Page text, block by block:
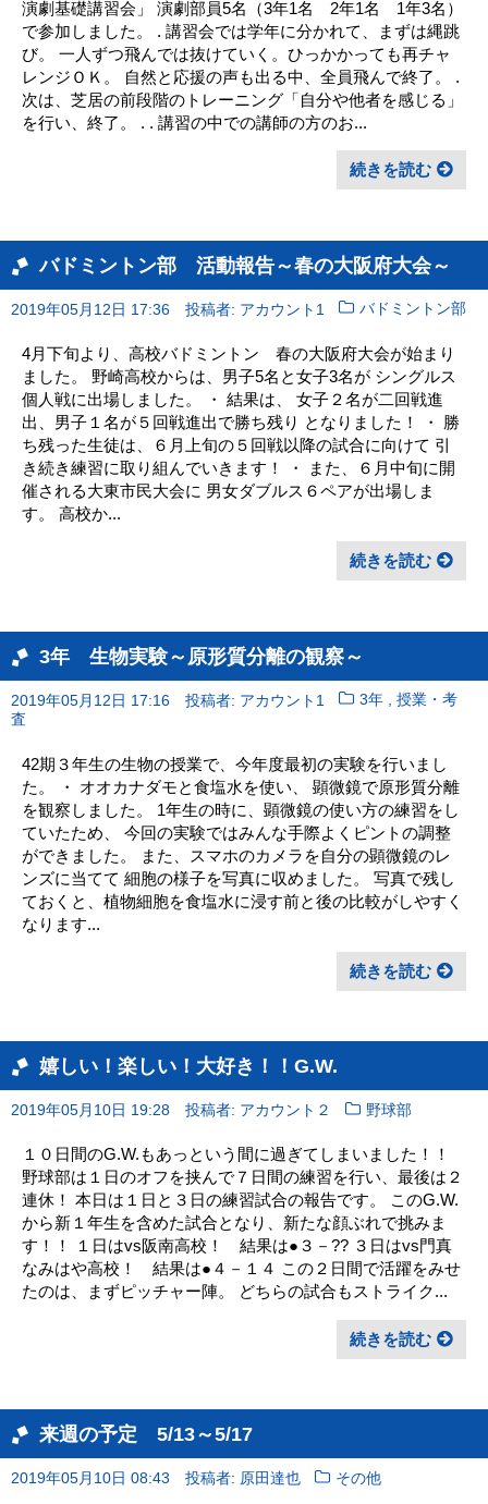
演劇基礎講習会」 演劇部員5名（3年1名 2年1名 1年3名）
で参加しました。 . 講習会では学年に分かれて、まずは縄跳
び。 一人ずつ飛んでは抜けていく。ひっかかっても再チャ
レンジＯＫ。 自然と応援の声も出る中、全員飛んで終了。 .
次は、芝居の前段階のトレーニング「自分や他者を感じる」
を行い、終了。 . . 講習の中での講師の方のお...
続きを読む
バドミントン部 活動報告～春の大阪府大会～
2019年05月12日 17:36 投稿者: アカウント1 バドミントン部
4月下旬より、高校バドミントン 春の大阪府大会が始まり
ました。 野崎高校からは、男子5名と女子3名が シングルス
個人戦に出場しました。 ・ 結果は、 女子２名が二回戦進
出、男子１名が５回戦進出で勝ち残り となりました！ ・ 勝
ち残った生徒は、６月上旬の５回戦以降の試合に向けて 引
き続き練習に取り組んでいきます！ ・ また、６月中旬に開
催される大東市民大会に 男女ダブルス６ペアが出場しま
す。 高校か...
続きを読む
3年 生物実験～原形質分離の観察～
2019年05月12日 17:16 投稿者: アカウント1 3年 ,授業・考
査
42期３年生の生物の授業で、今年度最初の実験を行いまし
た。 ・ オオカナダモと食塩水を使い、 顕微鏡で原形質分離
を観察しました。 1年生の時に、顕微鏡の使い方の練習をし
ていたため、 今回の実験ではみんな手際よくピントの調整
ができました。 また、スマホのカメラを自分の顕微鏡のレ
ンズに当てて 細胞の様子を写真に収めました。 写真で残し
ておくと、植物細胞を食塩水に浸す前と後の比較がしやすく
なります...
続きを読む
嬉しい！楽しい！大好き！！G.W.
2019年05月10日 19:28 投稿者: アカウント２ 野球部
１０日間のG.W.もあっという間に過ぎてしまいました！！
野球部は１日のオフを挟んで７日間の練習を行い、最後は２
連休！ 本日は１日と３日の練習試合の報告です。 このG.W.
から新１年生を含めた試合となり、新たな顔ぶれで挑みま
す！！ １日はvs阪南高校！ 結果は●３－?? ３日はvs門真
なみはや高校！ 結果は●４－１４ この２日間で活躍をみせ
たのは、まずピッチャー陣。 どちらの試合もストライク...
続きを読む
来週の予定 5/13～5/17
2019年05月10日 08:43 投稿者: 原田達也 その他